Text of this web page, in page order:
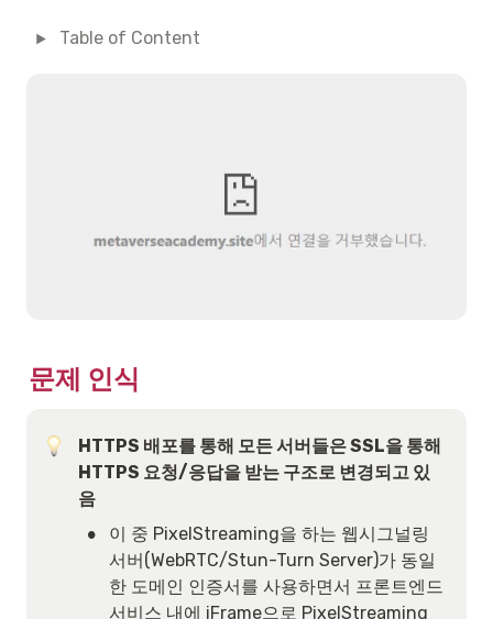
Table of Content
문제 인식
HTTPS 배포를 통해 모든 서버들은 SSL을 통해
HTTPS 요청/응답을 받는 구조로 변경되고 있
음
•
이 중 PixelStreaming을 하는 웹시그널링
서버(WebRTC/Stun-Turn Server)가 동일
한 도메인 인증서를 사용하면서 프론트엔드
서비스 내에 iFrame으로 PixelStreaming